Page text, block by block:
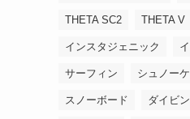
THETA SC2 THETA V
インスタジェニック
サーフィン シュノー
スノーボード ダイビ